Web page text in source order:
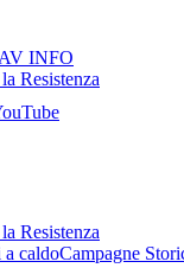
INFO
la Resistenza
Resistenza
a caldoCampagne